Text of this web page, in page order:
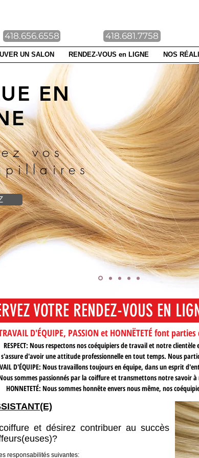
UN SALON RENDEZ-VOUS en LIGNE NOS
EN
vos
VOTRE RENDEZ-VOUS EN
VOTRE RENDEZ-VOUS EN
418.656.6558 418.681.7758
TRAVAIL D'ÉQUIPE, PASSION et HONNËTETÉ font
RESPECT: Nous respectons nos coéquipiers de travail et notre
s'assure d'avoir une attitude professionnelle en tout temps. Nous
D'ÉQUIPE: Nous travaillons toujours en équipe, dans un esprit
sommes passionnés par la coiffure et transmettons notre savoir
HONNETETÉ: Nous sommes honnête envers nous même, nos
et désirez contribuer au succès
responsabilités suivantes: